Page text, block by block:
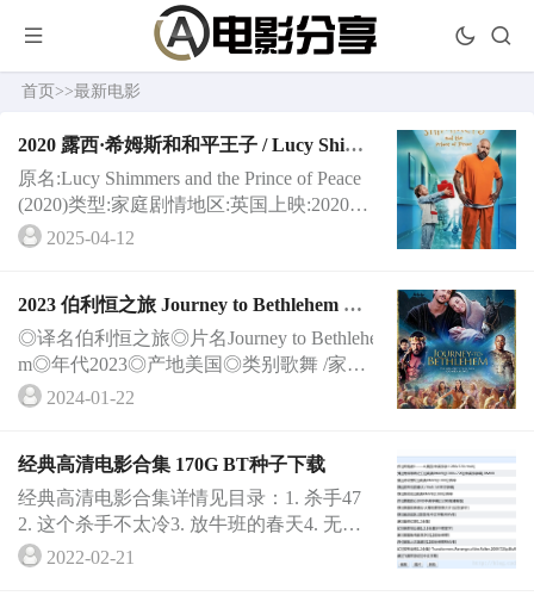
首页 >>最新电影
2020 露西·希姆斯和和平王子 / Lucy Shim
mers and the Prince of Peace
原名:Lucy Shimmers and the Prince of Peace
(2020)类型:家庭剧情地区:英国上映:2020-1
0-19(英国)片长:87分钟导演:Rob Diamond主
2025-04-12
2023 伯利恒之旅 Journey to Bethlehem 基
督教电影
◎译名伯利恒之旅◎片名Journey to Bethlehe
m◎年代2023◎产地美国◎类别歌舞 /家庭/
冒险◎语言英语◎上映日期2023-11-10(美
2024-01-22
经典高清电影合集 170G BT种子下载
经典高清电影合集详情见目录：1. 杀手47
2. 这个杀手不太冷3. 放牛班的春天4. 无间
道三部5. 东成西就6. 少林足球7. 功夫8. 大
2022-02-21